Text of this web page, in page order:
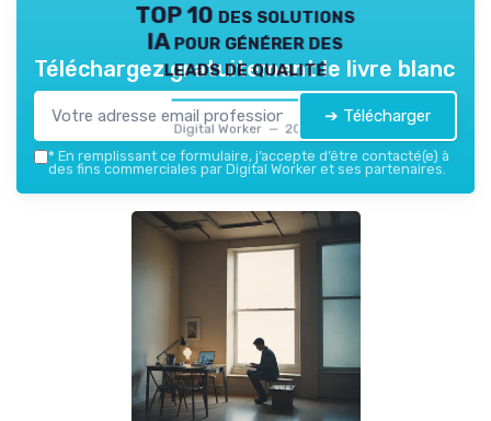
TOP 10 des solutions
IA pour générer des
leads de qualité
Digital Worker — 2026
Téléchargez gratuitement le livre blanc
➔ Télécharger
* En remplissant ce formulaire, j’accepte d’être contacté(e) à
des fins commerciales par Digital Worker et ses partenaires.